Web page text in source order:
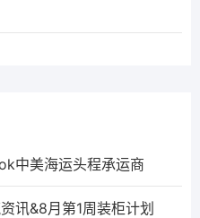
中美海运头程承运商
讯&8月第1周装柜计划